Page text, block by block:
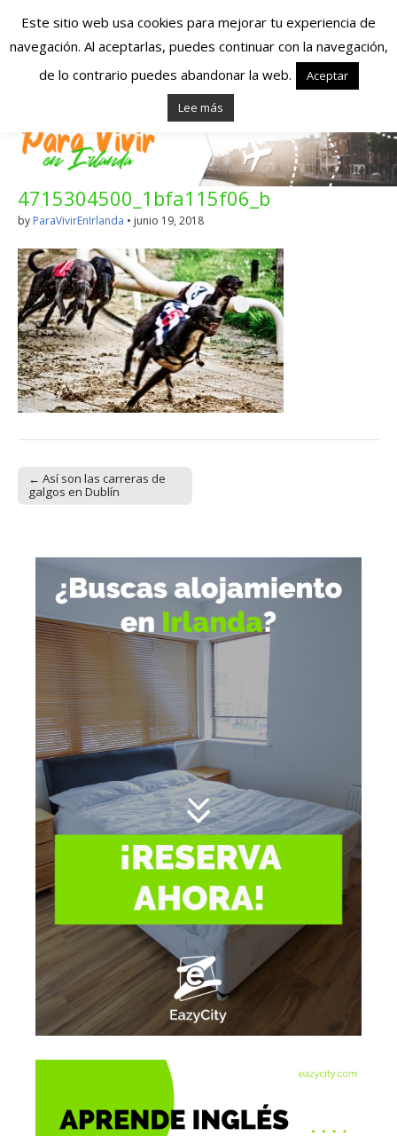
Españoles en
Irlanda – Vivir en
Irlanda – Trabajo
en Irlanda –
Alojamiento en
Irlanda
Blog dedicado a los que viven, estudian y trabajan en
Irlanda!
4715304500_1bfa115f06_b
by ParaVivirEnIrlanda • junio 19, 2018
Post navigation
← Así son las carreras de
galgos en Dublín
Este sitio web usa cookies para mejorar tu experiencia de
navegación. Al aceptarlas, puedes continuar con la navegación,
de lo contrario puedes abandonar la web.
Aceptar
Lee más